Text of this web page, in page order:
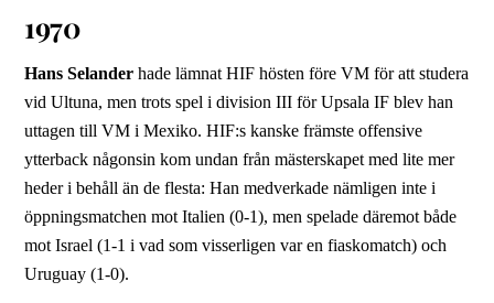
1970
Hans Selander hade lämnat HIF hösten före VM för att studera
vid Ultuna, men trots spel i division III för Upsala IF blev han
uttagen till VM i Mexiko. HIF:s kanske främste offensive
ytterback någonsin kom undan från mästerskapet med lite mer
heder i behåll än de flesta: Han medverkade nämligen inte i
öppningsmatchen mot Italien (0-1), men spelade däremot både
mot Israel (1-1 i vad som visserligen var en fiaskomatch) och
Uruguay (1-0).